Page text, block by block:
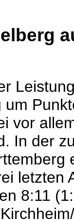
vor
In der
letzten
8:11